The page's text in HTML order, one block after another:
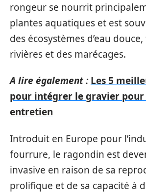
rongeur se nourrit
plantes aquatiques et est
des écosystèmes d’eau
rivières et des marécages.
A lire également : Les 5
pour intégrer le gravier pour
entretien
Introduit en Europe pour
fourrure, le ragondin est
invasive en raison de sa
prolifique et de sa capacité à